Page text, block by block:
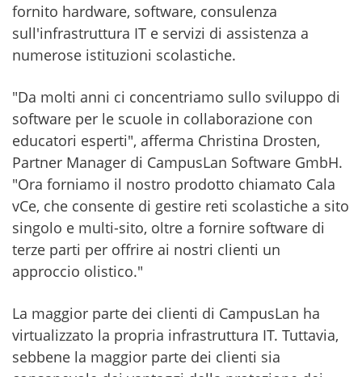
fornito hardware, software, consulenza
sull'infrastruttura IT e servizi di assistenza a
numerose istituzioni scolastiche.
"Da molti anni ci concentriamo sullo sviluppo di
software per le scuole in collaborazione con
educatori esperti", afferma Christina Drosten,
Partner Manager di CampusLan Software GmbH.
"Ora forniamo il nostro prodotto chiamato Cala
vCe, che consente di gestire reti scolastiche a sito
singolo e multi-sito, oltre a fornire software di
terze parti per offrire ai nostri clienti un
approccio olistico."
La maggior parte dei clienti di CampusLan ha
virtualizzato la propria infrastruttura IT. Tuttavia,
sebbene la maggior parte dei clienti sia